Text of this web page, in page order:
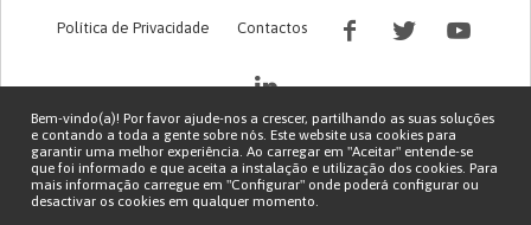
Política de Privacidade Contactos
Bem-vindo(a)! Por favor ajude-nos a crescer, partilhando as suas soluções
e contando a toda a gente sobre nós. Este website usa cookies para
garantir uma melhor experiência. Ao carregar em "Aceitar" entende-se
que foi informado e que aceita a instalação e utilização dos cookies. Para
mais informação carregue em "Configurar" onde poderá configurar ou
desactivar os cookies em qualquer momento.